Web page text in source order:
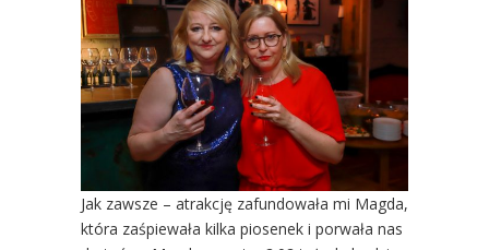
Jak zawsze – atrakcję zafundowała mi Magda,
która zaśpiewała kilka piosenek i porwała nas